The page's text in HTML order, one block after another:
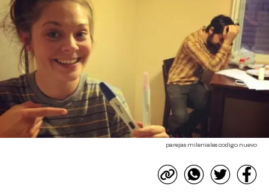
parejas mileniales codigo nuevo